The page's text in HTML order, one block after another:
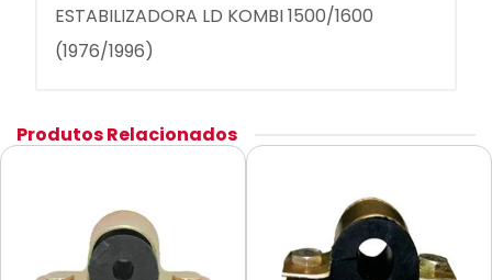
ESTABILIZADORA LD KOMBI 1500/1600
(1976/1996)
Produtos Relacionados